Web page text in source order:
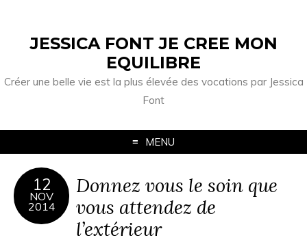
JESSICA FONT JE CREE MON
EQUILIBRE
Créer une belle vie est la plus élevée des vocations par Jessica
Font
MENU
12
NOV
2014
Donnez vous le soin que
vous attendez de
l’extérieur